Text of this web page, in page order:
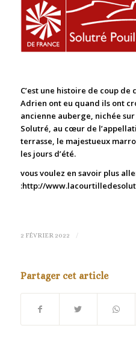
C’est une histoire de coup
Adrien ont eu quand ils ont
ancienne auberge, nichée
Solutré, au cœur de
terrasse, le majestueux
les jours d’été.
vous voulez en savoir plus
:http://
2 FÉVRIER 2022 /
Partager cet article